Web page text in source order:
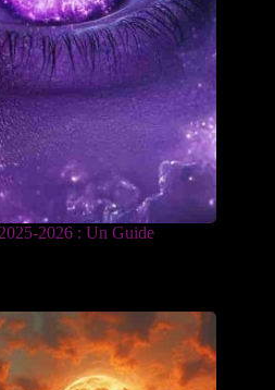
2026 : Un Guide